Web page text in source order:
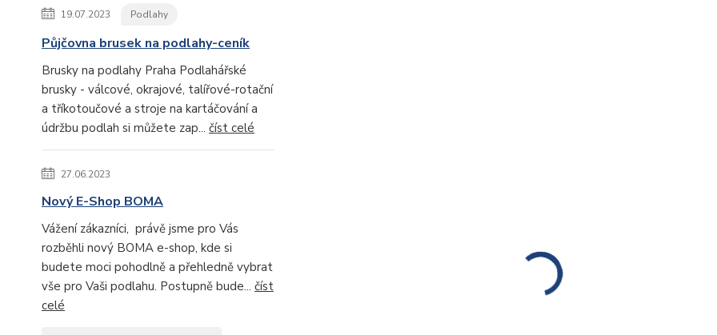
19.07.2023 Podlahy
Půjčovna brusek na podlahy-ceník
Brusky na podlahy Praha Podlahářské
brusky - válcové, okrajové, talířové-rotační
a tříkotoučové a stroje na kartáčování a
údržbu podlah si můžete zap... číst celé
27.06.2023
Nový E-Shop BOMA
Vážení zákazníci, právě jsme pro Vás
rozběhli nový BOMA e-shop, kde si
budete moci pohodlně a přehledně vybrat
vše pro Vaši podlahu. Postupně bude... číst
celé